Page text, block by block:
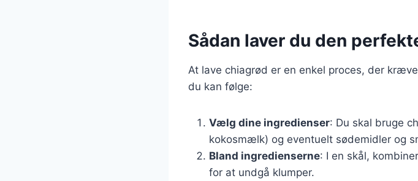
Sådan laver du den
At lave chiagrød er en enkel proces, der
du kan følge:
Vælg dine ingredienser: Du skal bruge
kokosmælk) og eventuelt sødemidler og
Bland ingredienserne: I en skål,
for at undgå klumper.